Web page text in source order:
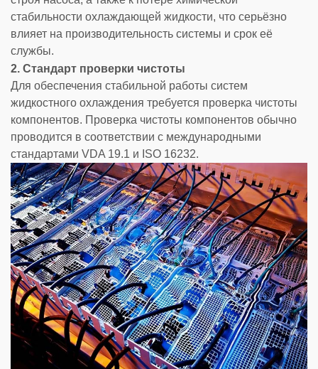
стабильности охлаждающей жидкости, что серьёзно
влияет на производительность системы и срок её
службы.
2. Стандарт проверки чистоты
Для обеспечения стабильной работы систем
жидкостного охлаждения требуется проверка чистоты
компонентов. Проверка чистоты компонентов обычно
проводится в соответствии с международными
стандартами VDA 19.1 и ISO 16232.